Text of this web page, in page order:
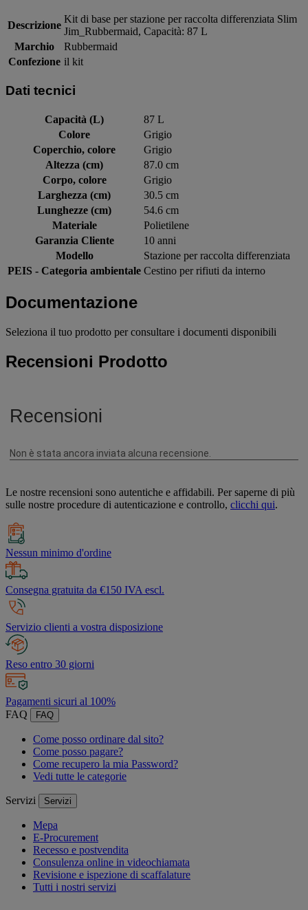
Descrizione
Kit di base per stazione per raccolta differenziata Slim
Jim_Rubbermaid, Capacità: 87 L
Marchio
Rubbermaid
Confezione il kit
Dati tecnici
Capacità (L)
87 L
Colore
Grigio
Coperchio, colore
Grigio
Altezza (cm)
87.0 cm
Corpo, colore
Grigio
Larghezza (cm)
30.5 cm
Lunghezze (cm)
54.6 cm
Materiale
Polietilene
Garanzia Cliente
10 anni
Modello
Stazione per raccolta differenziata
PEIS - Categoria ambientale Cestino per rifiuti da interno
Documentazione
Seleziona il tuo prodotto per consultare i documenti disponibili
Recensioni Prodotto
Le nostre recensioni sono autentiche e affidabili. Per saperne di più
sulle nostre procedure di autenticazione e controllo, clicchi qui.
Nessun minimo d'ordine
Consegna gratuita da €150 IVA escl.
Servizio clienti a vostra disposizione
Reso entro 30 giorni
Pagamenti sicuri al 100%
FAQ
FAQ
Come posso ordinare dal sito?
Come posso pagare?
Come recupero la mia Password?
Vedi tutte le categorie
Servizi Servizi
Mepa
E-Procurement
Recesso e postvendita
Consulenza online in videochiamata
Revisione e ispezione di scaffalature
Tutti i nostri servizi